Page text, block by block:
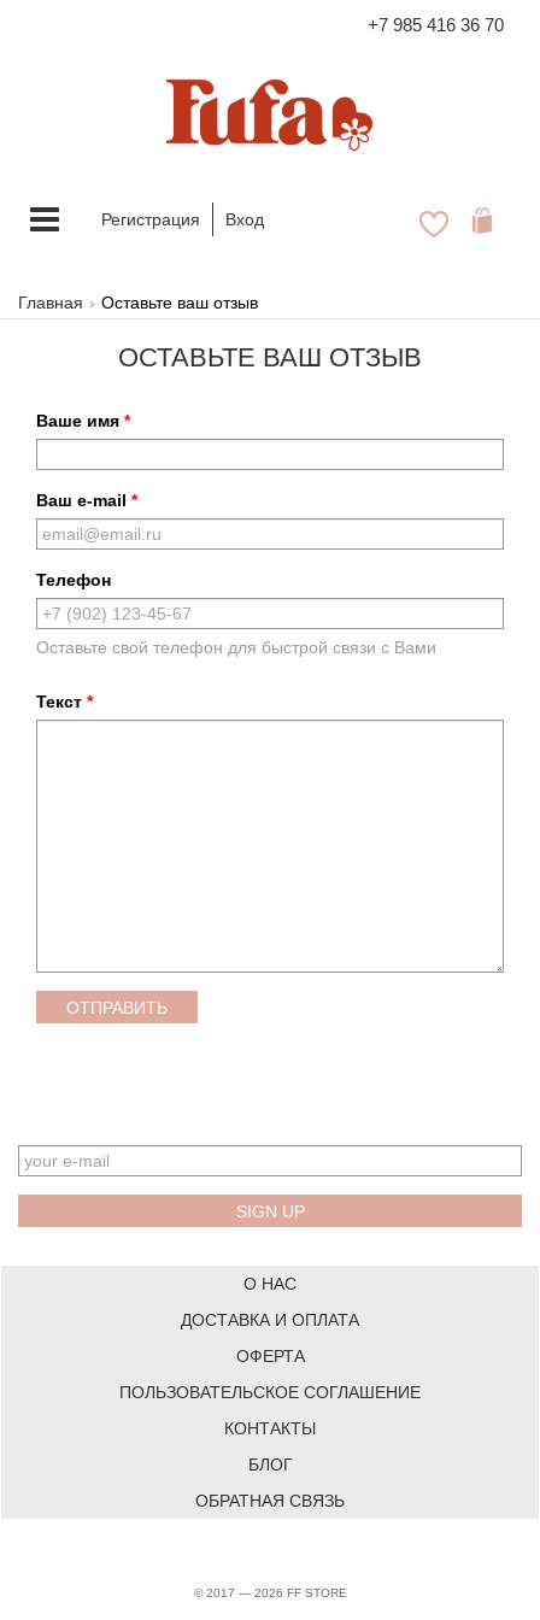
+7 985 416 36 70
FASHION FAMILY STORE
Меню Регистрация Вход
Главная Оставьте ваш отзыв
ОСТАВЬТЕ ВАШ ОТЗЫВ
Ваше имя
Ваш e-mail
Телефон
Оставьте свой телефон для быстрой связи с Вами
Текст
О НАС
ДОСТАВКА И ОПЛАТА
ОФЕРТА
ПОЛЬЗОВАТЕЛЬСКОЕ СОГЛАШЕНИЕ
КОНТАКТЫ
БЛОГ
ОБРАТНАЯ СВЯЗЬ
© 2017 — 2026 FF STORE